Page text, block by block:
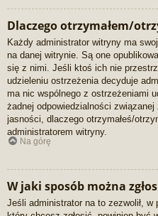
Dlaczego otrzymałem/
Każdy administrator witryny ma
na danej witrynie. Są one
się z nimi. Jeśli ktoś ich nie
udzieleniu ostrzeżenia decyduje
ma nic wspólnego z ostrzeżeniami
żadnej odpowiedzialności
jasności, dlaczego otrzymałeś/
administratorem witryny.
Na górę
W jaki sposób można
Jeśli administrator na to zezwolił,